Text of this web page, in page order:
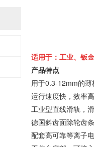
适用于：工业、钣
产品特点
用于0.3-12mm的薄
运行速度快，效率高
工业型直线滑轨，
德国斜齿面除轮齿
配套高可靠等离子